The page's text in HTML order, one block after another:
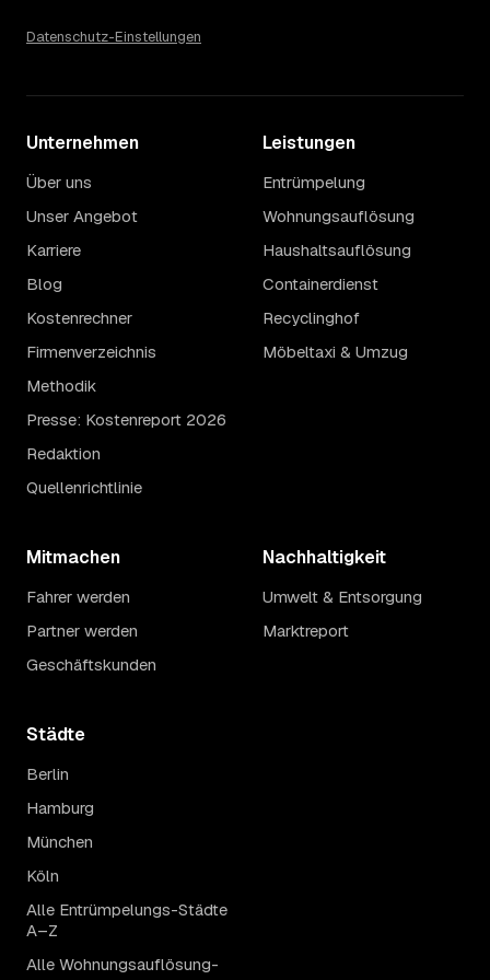
Datenschutz-Einstellungen
Unternehmen
Über uns
Unser Angebot
Karriere
Blog
Kostenrechner
Firmenverzeichnis
Methodik
Presse: Kostenreport 2026
Redaktion
Quellenrichtlinie
Leistungen
Entrümpelung
Wohnungsauflösung
Haushaltsauflösung
Containerdienst
Recyclinghof
Möbeltaxi & Umzug
Mitmachen
Fahrer werden
Partner werden
Geschäftskunden
Nachhaltigkeit
Umwelt & Entsorgung
Marktreport
Städte
Berlin
Hamburg
München
Köln
Alle Entrümpelungs-Städte
A–Z
Alle Wohnungsauflösung-